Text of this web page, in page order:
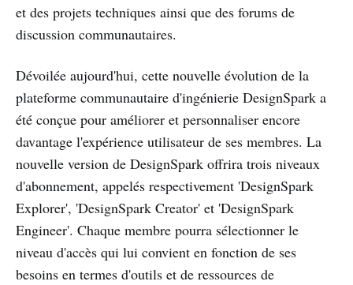
et des projets techniques ainsi que des forums de
discussion communautaires.
Dévoilée aujourd'hui, cette nouvelle évolution de la
plateforme communautaire d'ingénierie DesignSpark a
été conçue pour améliorer et personnaliser encore
davantage l'expérience utilisateur de ses membres. La
nouvelle version de DesignSpark offrira trois niveaux
d'abonnement, appelés respectivement 'DesignSpark
Explorer', 'DesignSpark Creator' et 'DesignSpark
Engineer'. Chaque membre pourra sélectionner le
niveau d'accès qui lui convient en fonction de ses
besoins en termes d'outils et de ressources de